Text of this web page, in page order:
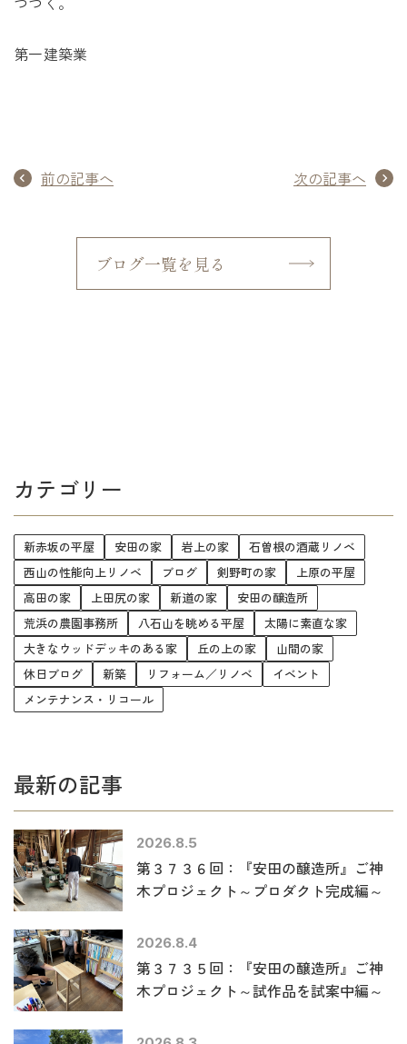
第一建築業
前の記事へ 次の記事へ
ブログ一覧を見る
カテゴリー
新赤坂の平屋 安田の家 岩上の家
石曽根の酒蔵リノベ
西山の性能向上リノベ
ブログ 剣野町の家
上原の平屋
高田の家
上田尻の家 新道の家
安田の醸造所
荒浜の農園事務所
八石山を眺める平屋
太陽に素直な家
大きなウッドデッキのある家
丘の上の家
山間の家
休日ブログ
新築 リフォーム／リノベ
イベント
メンテナンス・リコール
最新の記事
2026.8.5
第３７３６回：『安田の醸造所』ご神
木プロジェクト～プロダクト完成編～
2026.8.4
第３７３５回：『安田の醸造所』ご神
木プロジェクト～試作品を試案中編～